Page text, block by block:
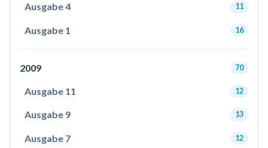
Ausgabe 4 11
Ausgabe 1 16
2009 70
Ausgabe 11 12
Ausgabe 9 13
Ausgabe 7 12